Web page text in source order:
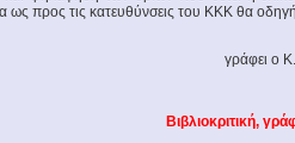
ως προς τις κατευθύνσεις του ΚΚΚ θα
γράφει ο
Βιβλιοκριτική,